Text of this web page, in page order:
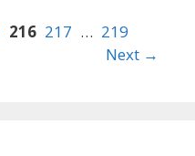
216 217 … 219
Next →